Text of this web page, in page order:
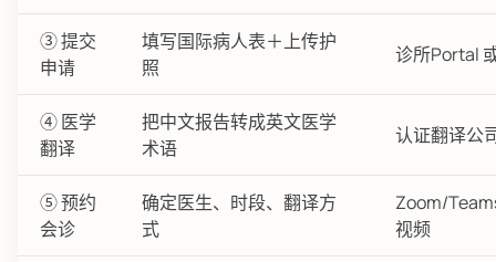
③ 提交
申请
填写国际病人表＋上传护
照
诊所Portal
④ 医学
翻译
把中文报告转成英文医学
术语
认证翻译公
⑤ 预约
会诊
确定医生、时段、翻译方
式
Zoom/
视频